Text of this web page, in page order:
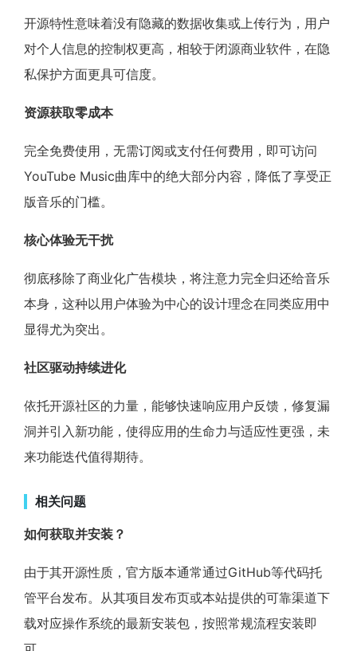
开源特性意味着没有隐藏的数据收集或上传行为，用户
对个人信息的控制权更高，相较于闭源商业软件，在隐
私保护方面更具可信度。
资源获取零成本
完全免费使用，无需订阅或支付任何费用，即可访问
YouTube Music曲库中的绝大部分内容，降低了享受正
版音乐的门槛。
核心体验无干扰
彻底移除了商业化广告模块，将注意力完全归还给音乐
本身，这种以用户体验为中心的设计理念在同类应用中
显得尤为突出。
社区驱动持续进化
依托开源社区的力量，能够快速响应用户反馈，修复漏
洞并引入新功能，使得应用的生命力与适应性更强，未
来功能迭代值得期待。
相关问题
如何获取并安装？
由于其开源性质，官方版本通常通过GitHub等代码托
管平台发布。从其项目发布页或本站提供的可靠渠道下
载对应操作系统的最新安装包，按照常规流程安装即